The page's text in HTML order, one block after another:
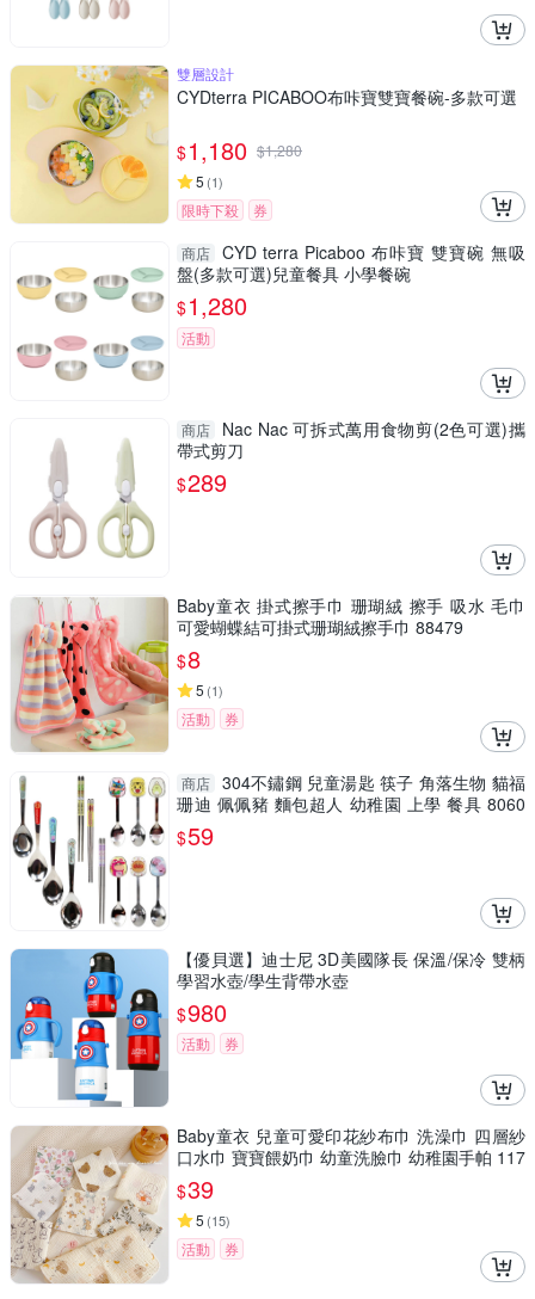
雙層設計
CYDterra PICABOO布咔寶雙寶餐碗-多款可選
$1,180 $1,280
5 (1)
限時下殺 券
商店 CYD terra Picaboo 布咔寶 雙寶碗 無吸
盤(多款可選)兒童餐具 小學餐碗
$1,280
活動
商店
Nac Nac 可拆式萬用食物剪(2色可選)攜
帶式剪刀
$289
Baby童衣 掛式擦手巾 珊瑚絨 擦手 吸水 毛巾
可愛蝴蝶結可掛式珊瑚絨擦手巾 88479
$8
5 (1)
活動 券
商店 304不鏽鋼 兒童湯匙 筷子 角落生物 貓福
珊迪 佩佩豬 麵包超人 幼稚園 上學 餐具 8060
正版授權
$59
【優貝選】迪士尼 3D美國隊長 保溫/保冷 雙柄
學習水壺/學生背帶水壺
$980
活動 券
Baby童衣 兒童可愛印花紗布巾 洗澡巾 四層紗
口水巾 寶寶餵奶巾 幼童洗臉巾 幼稚園手帕 117
33
$39
5 (15)
活動 券